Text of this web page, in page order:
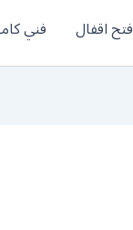
فتح اقفال فني